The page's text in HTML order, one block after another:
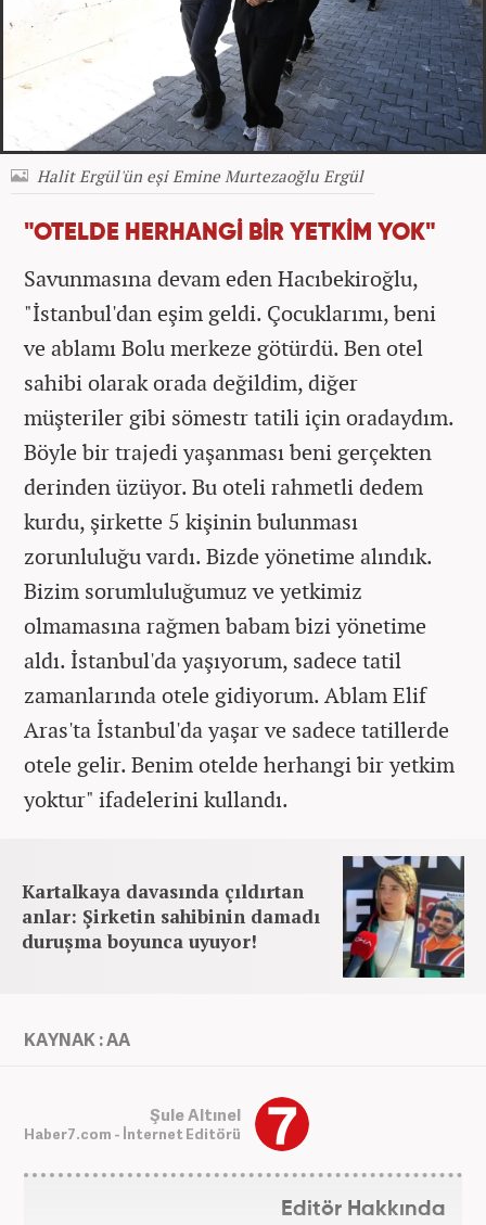
Halit Ergül'ün eşi Emine Murtezaoğlu Ergül
"OTELDE HERHANGİ BİR YETKİM YOK"
Savunmasına devam eden Hacıbekiroğlu,
"İstanbul'dan eşim geldi. Çocuklarımı, beni
ve ablamı Bolu merkeze götürdü. Ben otel
sahibi olarak orada değildim, diğer
müşteriler gibi sömestr tatili için oradaydım.
Böyle bir trajedi yaşanması beni gerçekten
derinden üzüyor. Bu oteli rahmetli dedem
kurdu, şirkette 5 kişinin bulunması
zorunluluğu vardı. Bizde yönetime alındık.
Bizim sorumluluğumuz ve yetkimiz
olmamasına rağmen babam bizi yönetime
aldı. İstanbul'da yaşıyorum, sadece tatil
zamanlarında otele gidiyorum. Ablam Elif
Aras'ta İstanbul'da yaşar ve sadece tatillerde
otele gelir. Benim otelde herhangi bir yetkim
yoktur" ifadelerini kullandı.
Kartalkaya davasında çıldırtan
anlar: Şirketin sahibinin damadı
duruşma boyunca uyuyor!
KAYNAK : AA
Şule Altınel
Haber7.com - İnternet Editörü
Editör Hakkında